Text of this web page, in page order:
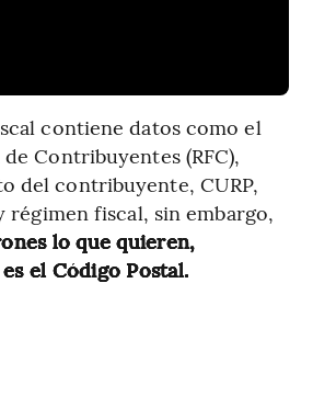
contiene datos como el
Contribuyentes (RFC),
del contribuyente, CURP,
fiscal, sin embargo,
lo que quieren,
el Código Postal.